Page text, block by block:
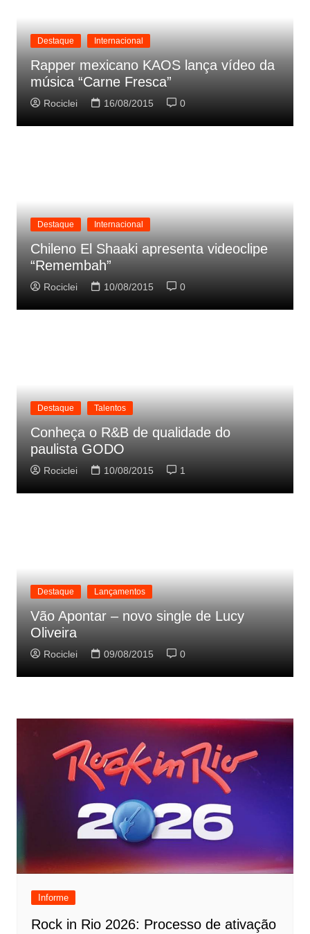
Destaque Internacional
Rapper mexicano KAOS lança vídeo da
música “Carne Fresca”
Rociclei 16/08/2015 0
Destaque Internacional
Chileno El Shaaki apresenta videoclipe
“Remembah”
Rociclei 10/08/2015 0
Destaque Talentos
Conheça o R&B de qualidade do
paulista GODO
Rociclei 10/08/2015 1
Destaque Lançamentos
Vão Apontar – novo single de Lucy
Oliveira
Rociclei 09/08/2015 0
Informe
Rock in Rio 2026: Processo de ativação